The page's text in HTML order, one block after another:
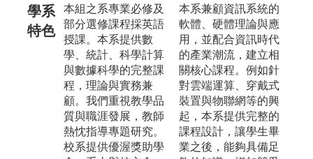
學系
特色
本組之系專業必修及
部分選修課程採英語
授課。本系提供數
學、統計、科學計算
與數據科學的完整課
程，理論與實務兼
顧。我們重視教學品
質與職涯發展，教師
熱忱指導專題研究。
校系提供優渥獎助學
本系兼顧資訊系統的
軟體、硬體理論與應
用，並配合資訊時代
的產業潮流，建立相
關核心課程。例如針
對雲端運算、穿戴式
裝置與物聯網等的興
起，本系提供完整的
課程設計，讓學生畢
業之後，能夠具備足